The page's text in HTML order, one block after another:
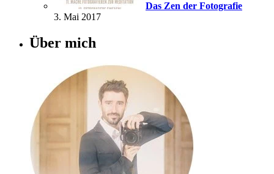
Das Zen der Fotografie
3. Mai 2017
Über mich